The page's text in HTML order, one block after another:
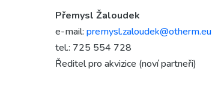
Přemysl Žaloudek
e-mail: premysl.zaloudek@otherm.eu
tel.: 725 554 728
Ředitel pro akvizice (noví partneři)